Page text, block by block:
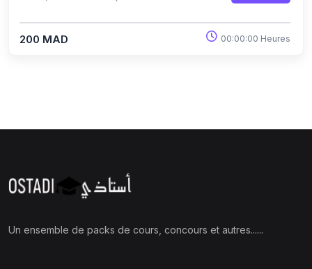
200 MAD 00:00:00 Heures
Un ensemble de packs de cours, concours et autres......